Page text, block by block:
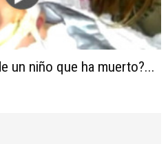
un niño que ha muerto?...